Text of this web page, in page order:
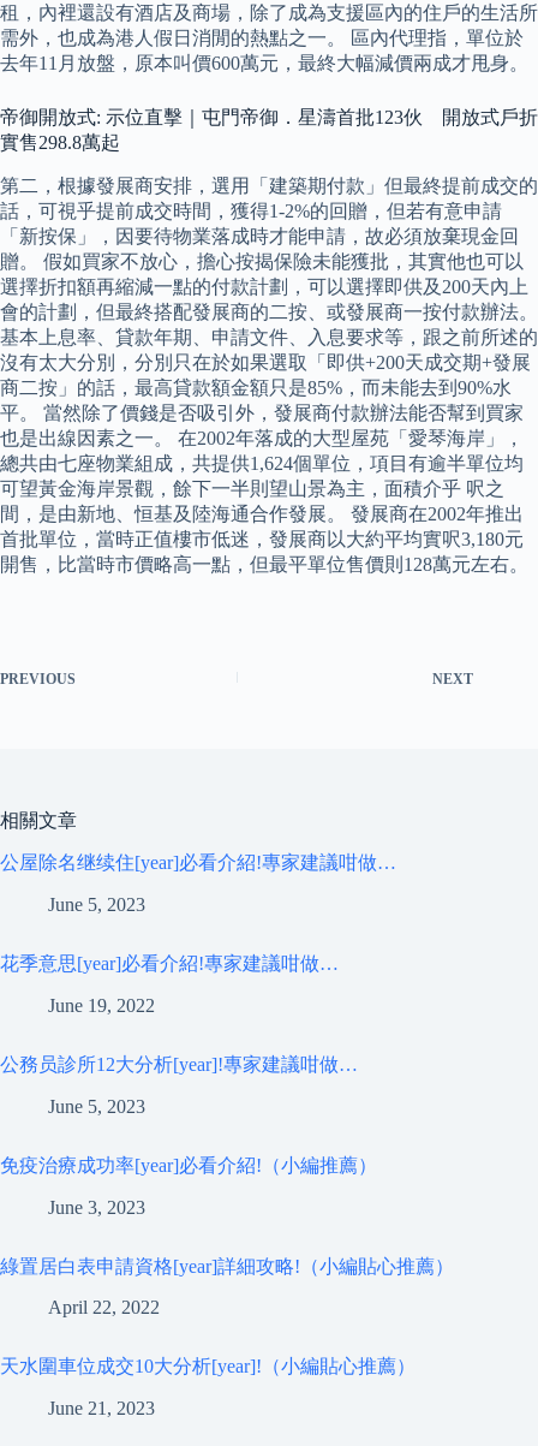
租，內裡還設有酒店及商場，除了成為支援區內的住戶的生活所
需外，也成為港人假日消閒的熱點之一。 區內代理指，單位於
去年11月放盤，原本叫價600萬元，最終大幅減價兩成才甩身。
帝御開放式: 示位直擊｜屯門帝御．星濤首批123伙 開放式戶折
實售298.8萬起
第二，根據發展商安排，選用「建築期付款」但最終提前成交的
話，可視乎提前成交時間，獲得1-2%的回贈，但若有意申請
「新按保」，因要待物業落成時才能申請，故必須放棄現金回
贈。 假如買家不放心，擔心按揭保險未能獲批，其實他也可以
選擇折扣額再縮減一點的付款計劃，可以選擇即供及200天內上
會的計劃，但最終搭配發展商的二按、或發展商一按付款辦法。
基本上息率、貸款年期、申請文件、入息要求等，跟之前所述的
沒有太大分別，分別只在於如果選取「即供+200天成交期+發展
商二按」的話，最高貸款額金額只是85%，而未能去到90%水
平。 當然除了價錢是否吸引外，發展商付款辦法能否幫到買家
也是出線因素之一。 在2002年落成的大型屋苑「愛琴海岸」，
總共由七座物業組成，共提供1,624個單位，項目有逾半單位均
可望黃金海岸景觀，餘下一半則望山景為主，面積介乎 呎之
間，是由新地、恒基及陸海通合作發展。 發展商在2002年推出
首批單位，當時正值樓市低迷，發展商以大約平均實呎3,180元
開售，比當時市價略高一點，但最平單位售價則128萬元左右。
PREVIOUS NEXT
相關文章
公屋除名继续住[year]必看介紹!專家建議咁做…
June 5, 2023
花季意思[year]必看介紹!專家建議咁做…
June 19, 2022
公務员診所12大分析[year]!專家建議咁做…
June 5, 2023
免疫治療成功率[year]必看介紹!（小編推薦）
June 3, 2023
綠置居白表申請資格[year]詳細攻略!（小編貼心推薦）
April 22, 2022
天水圍車位成交10大分析[year]!（小編貼心推薦）
June 21, 2023